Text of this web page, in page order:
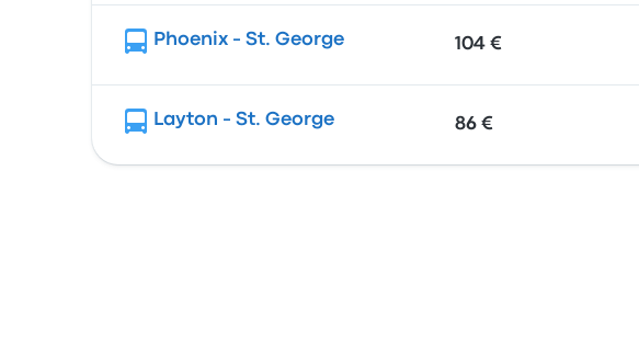
Phoenix - St. George 104 €
Layton - St. George 86 €